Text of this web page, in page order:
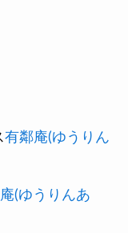
有鄰庵(ゆうりん
(ゆうりんあ